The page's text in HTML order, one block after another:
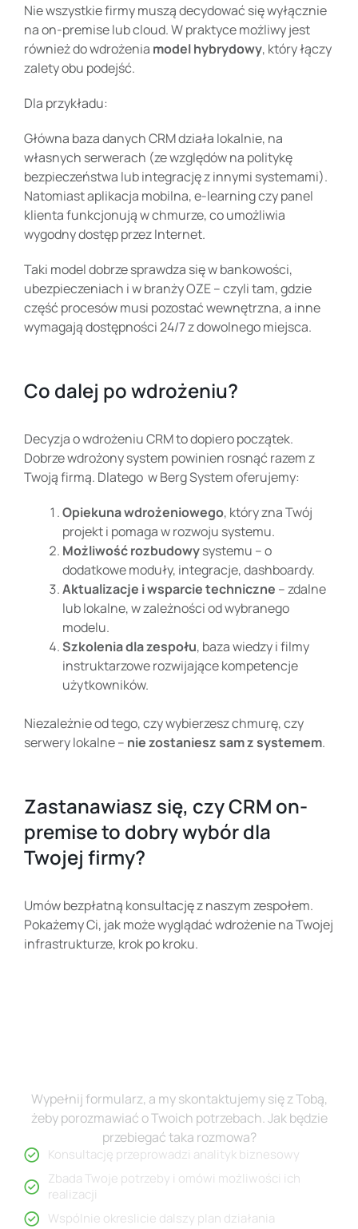
Nie wszystkie firmy muszą decydować się wyłącznie
na on-premise lub cloud. W praktyce możliwy jest
również do wdrożenia model hybrydowy, który łączy
zalety obu podejść.
Dla przykładu:
Główna baza danych CRM działa lokalnie, na
własnych serwerach (ze względów na politykę
bezpieczeństwa lub integrację z innymi systemami).
Natomiast aplikacja mobilna, e-learning czy panel
klienta funkcjonują w chmurze, co umożliwia
wygodny dostęp przez Internet.
Taki model dobrze sprawdza się w bankowości,
ubezpieczeniach i w branży OZE – czyli tam, gdzie
część procesów musi pozostać wewnętrzna, a inne
wymagają dostępności 24/7 z dowolnego miejsca.
Co dalej po wdrożeniu?
Decyzja o wdrożeniu CRM to dopiero początek.
Dobrze wdrożony system powinien rosnąć razem z
Twoją firmą. Dlatego w Berg System oferujemy:
Opiekuna wdrożeniowego, który zna Twój
projekt i pomaga w rozwoju systemu.
Możliwość rozbudowysystemu – o
dodatkowe moduły, integracje, dashboardy.
Aktualizacje i wsparcie techniczne – zdalne
lub lokalne, w zależności od wybranego
modelu.
Szkolenia dla zespołu, baza wiedzy i filmy
instruktarzowe rozwijające kompetencje
użytkowników.
Niezależnie od tego, czy wybierzesz chmurę, czy
serwery lokalne – nie zostaniesz sam z systemem.
Zastanawiasz się, czy CRM on-
premise to dobry wybór dla
Twojej firmy?
Umów bezpłatną konsultację z naszym zespołem.
Pokażemy Ci, jak może wyglądać wdrożenie na Twojej
infrastrukturze, krok po kroku.
Wypełnij formularz, a my skontaktujemy się z Tobą,
żeby porozmawiać o Twoich potrzebach. Jak będzie
przebiegać taka rozmowa?
Konsultację przeprowadzi analityk biznesowy
Zbada Twoje potrzeby i omówi możliwości ich
realizacji
Wspólnie okreslicie dalszy plan działania